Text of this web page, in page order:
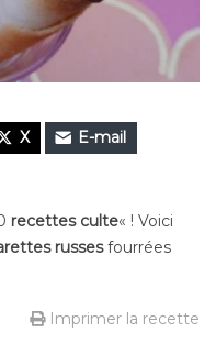
X
E-mail
recettes culte« ! Voici
russesfourrées
Imprimer la recette